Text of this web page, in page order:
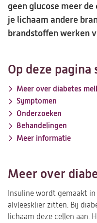
geen glucose meer
je lichaam andere
brandstoffen werken
Op deze pagina
Meer over diabetes
Symptomen
Onderzoeken
Behandelingen
Meer informatie
Meer over
Insuline wordt gemaakt
alvleesklier zitten. Bij
lichaam deze cellen aan.